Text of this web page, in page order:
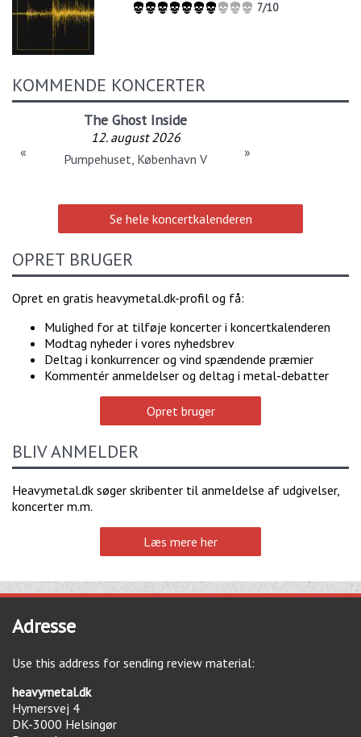
7/10
KOMMENDE KONCERTER
The Ghost Inside
12. august 2026
Pumpehuset, København V
« »
Se hele koncertkalenderen
OPRET BRUGER
Opret en gratis heavymetal.dk-profil og få:
Mulighed for at tilføje koncerter i koncertkalenderen
Modtag nyheder i vores nyhedsbrev
Deltag i konkurrencer og vind spændende præmier
Kommentér anmeldelser og deltag i metal-debatter
Opret bruger
BLIV ANMELDER
Heavymetal.dk søger skribenter til anmeldelse af udgivelser,
koncerter m.m.
Læs mere her
Adresse
Use this address for sending review material:
heavymetal.dk
Hymersvej 4
DK-3000 Helsingør